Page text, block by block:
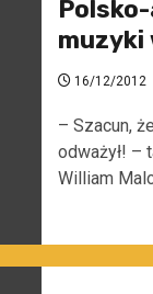
muzyki
16/12/2012
– Szacun,
odważył! –
William